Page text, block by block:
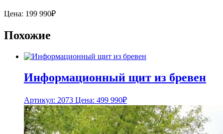
Цена: 199 990₽
Похожие
Информационный щит из бревен
Артикул: 2073 Цена: 499 990₽